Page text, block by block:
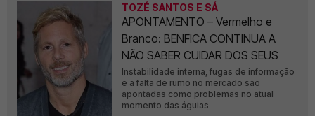
TOZÉ SANTOS E SÁ
APONTAMENTO – Vermelho e
Branco: BENFICA CONTINUA A
NÃO SABER CUIDAR DOS SEUS
Instabilidade interna, fugas de informação
e a falta de rumo no mercado são
apontadas como problemas no atual
momento das águias